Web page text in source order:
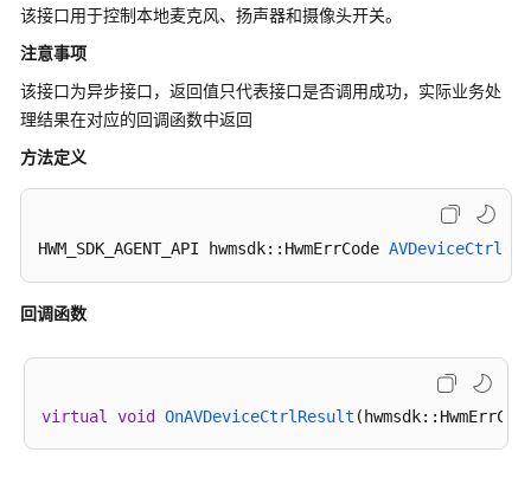
公
产
品
介
绍
费
明
购
指
该接口用于控制本地麦克风、扬声器和摄像头开关。
注意事项
该接口为异步接口，返回值只代表接口是否调用成功，实际业务处
理结果在对应的回调函数中返回
方法定义
HWM_SDK_AGENT_API hwmsdk::HwmErrCode AVDeviceCtrl
回调函数
virtual void OnAVDeviceCtrlResult